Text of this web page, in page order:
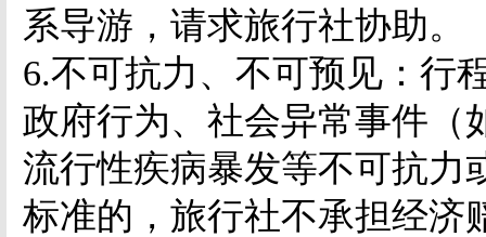
系导游，请求旅行社协助。
6.不可抗力、不可预见：行
政府行为、社会异常事件（
流行性疾病暴发等不可抗力
标准的，旅行社不承担经济